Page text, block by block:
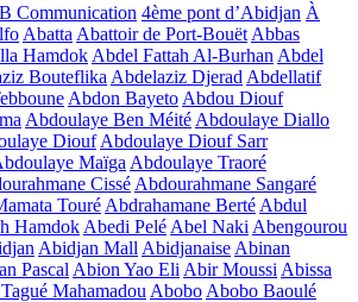
Communication 4ème pont d’Abidjan À
Abatta Abattoir de Port-Bouët Abbas
Hamdok Abdel Fattah Al-Burhan Abdel
Bouteflika Abdelaziz Djerad Abdellatif
Abdon Bayeto Abdou Diouf
Abdoulaye Ben Méité Abdoulaye Diallo
Diouf Abdoulaye Diouf Sarr
Maïga Abdoulaye Traoré
Cissé Abdourahmane Sangaré
Touré Abdrahamane Berté Abdul
Hamdok Abedi Pelé Abel Naki Abengourou
Abidjan Mall Abidjanaise Abinan
Pascal Abion Yao Eli Abir Moussi Abissa
Mahamadou Abobo Abobo Baoulé